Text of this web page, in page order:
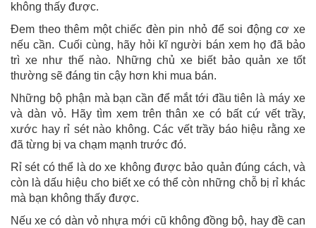
không thấy được.
Đem theo thêm một chiếc đèn pin nhỏ để soi động cơ xe
nếu cần. Cuối cùng, hãy hỏi kĩ người bán xem họ đã bảo
trì xe như thế nào. Những chủ xe biết bảo quản xe tốt
thường sẽ đáng tin cậy hơn khi mua bán.
Những bộ phận mà bạn cần để mắt tới đầu tiên là máy xe
và dàn vỏ. Hãy tìm xem trên thân xe có bất cứ vết trầy,
xước hay rỉ sét nào không. Các vết trầy báo hiệu rằng xe
đã từng bị va chạm mạnh trước đó.
Rỉ sét có thể là do xe không được bảo quản đúng cách, và
còn là dấu hiệu cho biết xe có thể còn những chỗ bị rỉ khác
mà bạn không thấy được.
Nếu xe có dàn vỏ nhựa mới cũ không đồng bộ, hay đề can